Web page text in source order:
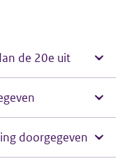
de 20e uit
doorgegeven